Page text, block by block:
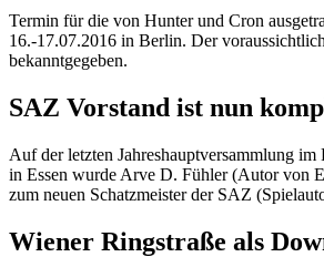
Termin für die von Hunter und Cron
16.-17.07.2016 in Berlin. Der
bekanntgegeben.
SAZ Vorstand ist nun
Auf der letzten Jahreshauptversammlung
in Essen wurde Arve D. Fühler (Autor von
zum neuen Schatzmeister der SAZ
Wiener Ringstraße als